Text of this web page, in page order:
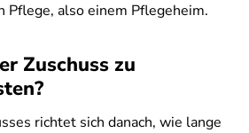
Pflege, also einem Pflegeheim.
Zuschuss zu
richtet sich danach, wie lange